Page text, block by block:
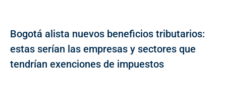
Bogotá alista nuevos beneficios tributarios:
estas serían las empresas y sectores que
tendrían exenciones de impuestos